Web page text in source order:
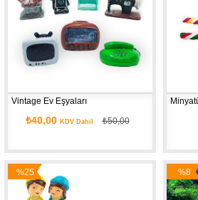
Vintage Ev Eşyaları
₺40,00 KDV Dahil ₺50,00
%25
İndirim
%8
İndirim